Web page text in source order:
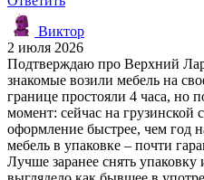
Виктор
2 июля 2026
Подтверждаю про Верхний
знакомые возили мебель на
границе простояли 4 часа, но
момент: сейчас на грузинской
оформление быстрее, чем год
мебель в упаковке – почти
Лучше заранее снять